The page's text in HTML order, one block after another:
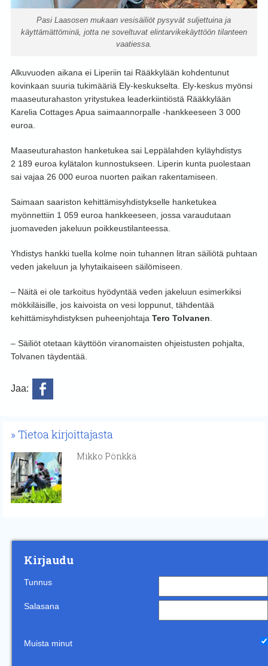
Pasi Laasosen mukaan vesisäiliöt pysyvät suljettuina ja
käyttämättöminä, jotta ne soveltuvat elintarvikekäyttöön tilanteen
vaatiessa.
Alkuvuoden aikana ei Liperiin tai Rääkkylään kohdentunut
kovinkaan suuria tukimääriä Ely-keskukselta. Ely-keskus myönsi
maaseuturahaston yritystukea leaderkiintiöstä Rääkkylään
Karelia Cottages Apua saimaannorpalle -hankkeeseen 3 000
euroa.
Maaseuturahaston hanketukea sai Leppälahden kyläyhdistys
2 189 euroa kylätalon kunnostukseen. Liperin kunta puolestaan
sai vajaa 26 000 euroa nuorten paikan rakentamiseen.
Saimaan saariston kehittämisyhdistykselle hanketukea
myönnettiin 1 059 euroa hankkeeseen, jossa varaudutaan
juomaveden jakeluun poikkeustilanteessa.
Yhdistys hankki tuella kolme noin tuhannen litran säiliötä puhtaan
veden jakeluun ja lyhytaikaiseen säilömiseen.
– Näitä ei ole tarkoitus hyödyntää veden jakeluun esimerkiksi
mökkiläisille, jos kaivoista on vesi loppunut, tähdentää
kehittämisyhdistyksen puheenjohtaja Tero Tolvanen.
– Säiliöt otetaan käyttöön viranomaisten ohjeistusten pohjalta,
Tolvanen täydentää.
Jaa:
Tietoa kirjoittajasta
Mikko Pönkkä
Kirjaudu
Tunnus
Salasana
Muista minut